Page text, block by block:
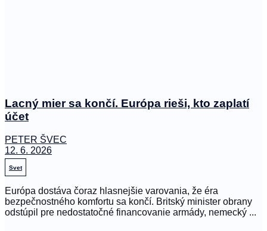
Lacný mier sa končí. Európa rieši, kto zaplatí
účet
PETER ŠVEC
12. 6. 2026
Svet
Európa dostáva čoraz hlasnejšie varovania, že éra
bezpečnostného komfortu sa končí. Britský minister obrany
odstúpil pre nedostatočné financovanie armády, nemecký ...